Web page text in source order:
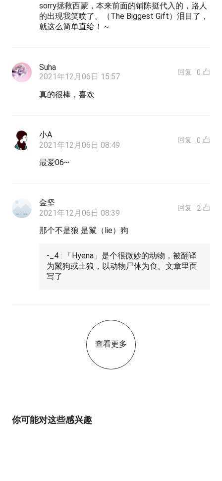
sorry拯救西蒙，本来前面的铺陈挺代入的，路人
的出现我笑喷了。（The Biggest Gift）泪目了，
就这么简单直给！～
Suha
2021年12月06日 15:57
回复 0
真的很棒，喜欢
小A
2021年12月06日 08:49
回复 0
最爱06~
金坚
2021年12月06日 08:39
回复 2
那个不是狼 是鬣（lie）狗
-_4 : 「Hyena」是个很微妙的动物，被翻译
为鬣狗或土狼，以动物尸体为食。文章里面
写了
查看更多
你可能对这些感兴趣